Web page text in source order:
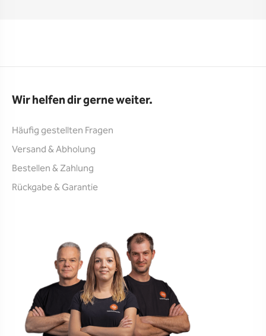
Wir helfen dir gerne weiter.
Häufig gestellten Fragen
Versand & Abholung
Bestellen & Zahlung
Rückgabe & Garantie